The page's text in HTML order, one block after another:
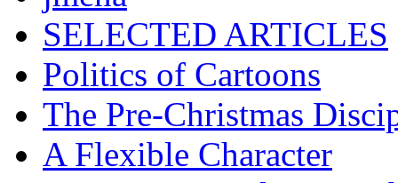
SELECTED ARTICLES
Politics of Cartoons
The Pre-Christmas
A Flexible Character